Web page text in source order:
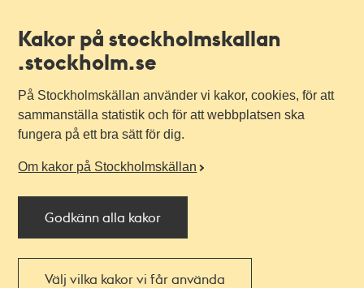
Kakor på stockholmskallan
.stockholm.se
På Stockholmskällan använder vi kakor, cookies, för att
sammanställa statistik och för att webbplatsen ska
fungera på ett bra sätt för dig.
Om kakor på Stockholmskällan
Godkänn alla kakor
Välj vilka kakor vi får använda